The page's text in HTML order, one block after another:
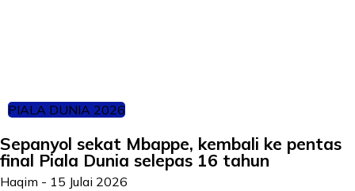
PIALA DUNIA 2026
Sepanyol sekat Mbappe, kembali ke pentas
final Piala Dunia selepas 16 tahun
Haqim - 15 Julai 2026